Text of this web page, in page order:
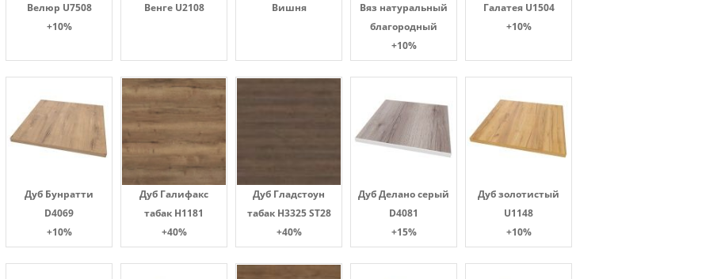
Велюр U7508
+10%
Венге U2108 Вишня
Вяз натуральный
благородный
+10%
Галатея U1504
+10%
Дуб Бунратти
D4069
+10%
Дуб Галифакс
табак Н1181
+40%
Дуб Гладстоун
табак H3325 ST28
+40%
Дуб Делано серый
D4081
+15%
Дуб золотистый
U1148
+10%